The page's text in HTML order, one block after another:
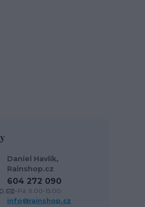
Daniel Havlík,
Rainshop.cz
604 272 090
Po-Pá: 9.00-15.00
info@rainshop.cz